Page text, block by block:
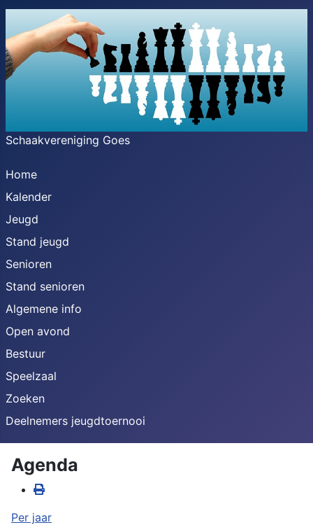
Schaakvereniging Goes
Home
Kalender
Jeugd
Stand jeugd
Senioren
Stand senioren
Algemene info
Open avond
Bestuur
Speelzaal
Zoeken
Deelnemers jeugdtoernooi
Agenda
Per jaar